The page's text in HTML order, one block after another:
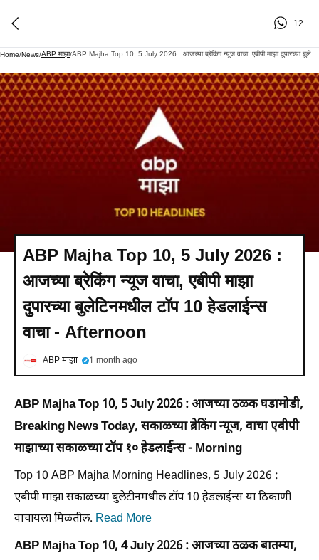
12
Home/News/ABP माझा/
ABP Majha Top 10, 5 July 2026 :
आजच्या ब्रेकिंग न्यूज वाचा, एबीपी माझा
दुपारच्या बुलेटिनमधील टॉप 10 हेडलाईन्स
वाचा - Afternoon
ABP माझा 1 month ago
ABP Majha Top 10, 5 July 2026 : आजच्या ठळक घडामोडी,
Breaking News Today, सकाळच्या ब्रेकिंग न्यूज, वाचा एबीपी
माझाच्या सकाळच्या टॉप १० हेडलाईन्स - Morning
Top 10 ABP Majha Morning Headlines, 5 July 2026 :
एबीपी माझा सकाळच्या बुलेटीनमधील टॉप 10 हेडलाईन्स या ठिकाणी
वाचायला मिळतील. Read More
ABP Majha Top 10, 4 July 2026 : आजच्या ठळक बातम्या,